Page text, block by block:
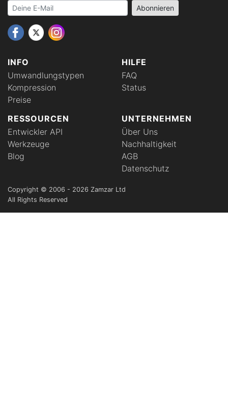
INFO
Umwandlungstypen
Kompression
Preise
HILFE
FAQ
Status
RESSOURCEN
Entwickler API
Werkzeuge
Blog
UNTERNEHMEN
Über Uns
Nachhaltigkeit
AGB
Datenschutz
Your email address Abonnieren
Copyright © 2006 - 2026 Zamzar Ltd
All Rights Reserved